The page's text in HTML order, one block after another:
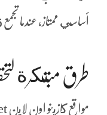
أساسي ممتاز، عندما تجمع 5 من هذه الرموز على خطوط الدفع.
طرق مبتكرة